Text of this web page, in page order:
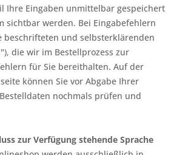
Ihre Eingaben unmittelbar gespeichert
sichtbar werden. Bei Eingabefehlern
beschrifteten und selbsterklärenden
die wir im Bestellprozess zur
für Sie bereithalten. Auf der
können Sie vor Abgabe Ihrer
nochmals prüfen und
zur Verfügung stehende Sprache